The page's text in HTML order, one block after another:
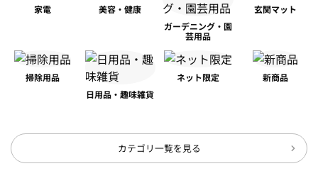
家電
美容・健康
ガーデニング・園
芸用品
玄関マット
掃除用品
日用品・趣味雑貨
ネット限定 新商品
カテゴリ一覧を見る